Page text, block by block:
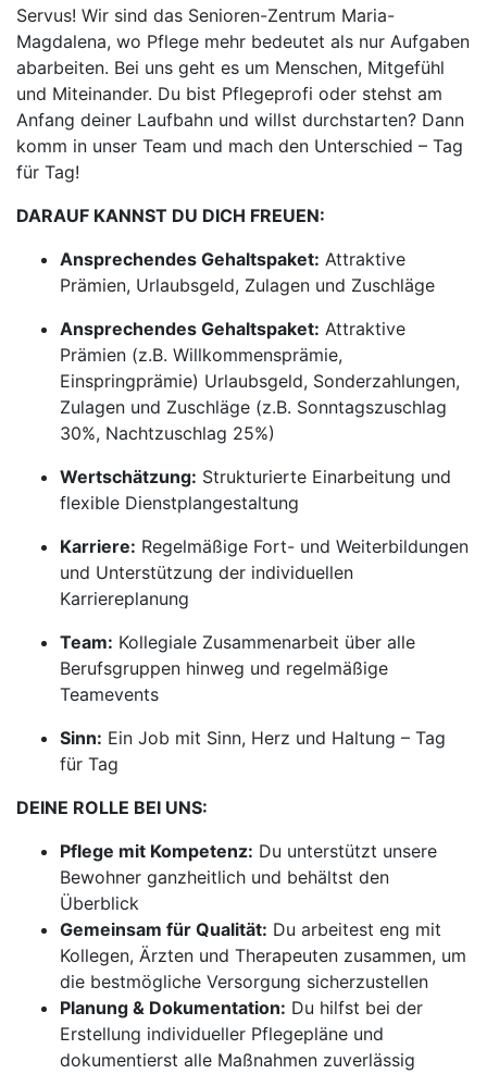
Servus! Wir sind das Senioren-Zentrum Maria-
Magdalena, wo Pflege mehr bedeutet als nur Aufgaben
abarbeiten. Bei uns geht es um Menschen, Mitgefühl
und Miteinander. Du bist Pflegeprofi oder stehst am
Anfang deiner Laufbahn und willst durchstarten? Dann
komm in unser Team und mach den Unterschied – Tag
für Tag!
DARAUF KANNST DU DICH FREUEN:
Ansprechendes Gehaltspaket: Attraktive
Prämien, Urlaubsgeld, Zulagen und Zuschläge
Ansprechendes Gehaltspaket: Attraktive
Prämien (z.B. Willkommensprämie,
Einspringprämie) Urlaubsgeld, Sonderzahlungen,
Zulagen und Zuschläge (z.B. Sonntagszuschlag
30%, Nachtzuschlag 25%)
Wertschätzung: Strukturierte Einarbeitung und
flexible Dienstplangestaltung
Karriere: Regelmäßige Fort- und Weiterbildungen
und Unterstützung der individuellen
Karriereplanung
Team: Kollegiale Zusammenarbeit über alle
Berufsgruppen hinweg und regelmäßige
Teamevents
Sinn: Ein Job mit Sinn, Herz und Haltung – Tag
für Tag
DEINE ROLLE BEI UNS:
Pflege mit Kompetenz: Du unterstützt unsere
Bewohner ganzheitlich und behältst den
Überblick
Gemeinsam für Qualität: Du arbeitest eng mit
Kollegen, Ärzten und Therapeuten zusammen, um
die bestmögliche Versorgung sicherzustellen
Planung & Dokumentation: Du hilfst bei der
Erstellung individueller Pflegepläne und
dokumentierst alle Maßnahmen zuverlässig